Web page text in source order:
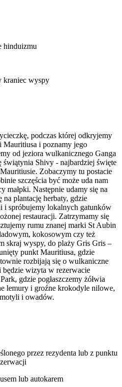
hinduizmu
kraniec wyspy
podczas której odkryjemy
Mauritiusa i poznamy jego
od jeziora wulkanicznego Ganga
świątynia Shivy - najbardziej święte
Zobaczymy tu postacie
szczęścia być może uda nam
małpki. Następnie udamy się na
na plantację herbaty, gdzie
i spróbujemy lokalnych gatunków
restauracji. Zatrzymamy się
rumu znanej marki St Aubin
kokosowym czy też
skraj wyspy, do plaży Gris Gris –
punkt Mauritiusa, gdzie
rozbijają się o wulkaniczne
wizyta w rezerwacie
gdzie pogłaszczemy żółwia
lemury i groźne krokodyle nilowe,
i owadów.
przez rezydenta lub z punktu
lub autokarem